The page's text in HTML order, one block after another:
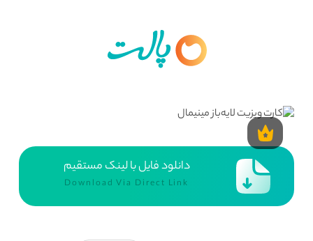
دانلود فایل با لینک مستقیم
Download Via Direct Link